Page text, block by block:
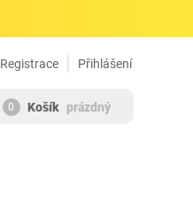
Přihlášení
Registrace
0 Košík prázdný